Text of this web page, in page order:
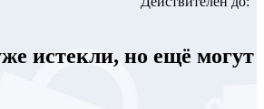
истекли, но ещё могут